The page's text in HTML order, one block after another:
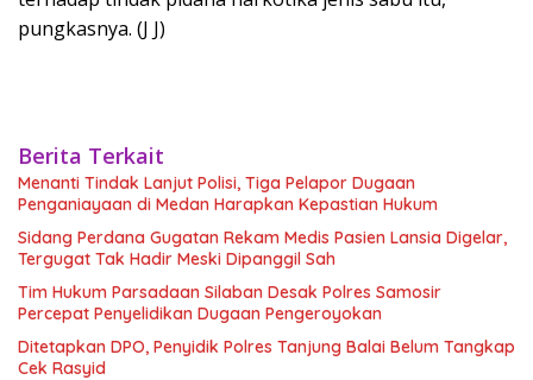
pungkasnya. (J J)
Berita Terkait
Menanti Tindak Lanjut Polisi, Tiga Pelapor Dugaan
Penganiayaan di Medan Harapkan Kepastian Hukum
Sidang Perdana Gugatan Rekam Medis Pasien Lansia Digelar,
Tergugat Tak Hadir Meski Dipanggil Sah
Tim Hukum Parsadaan Silaban Desak Polres Samosir
Percepat Penyelidikan Dugaan Pengeroyokan
Ditetapkan DPO, Penyidik Polres Tanjung Balai Belum Tangkap
Cek Rasyid